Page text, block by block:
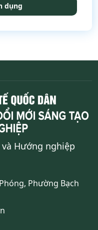
dụng
Hướng nghiệp
Phường Bạch